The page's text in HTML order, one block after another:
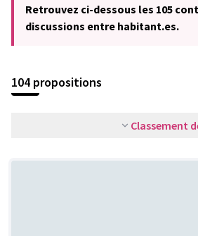
Retrouvez ci-dessous les 105
discussions entre habitant.es.
104 propositions
Classement